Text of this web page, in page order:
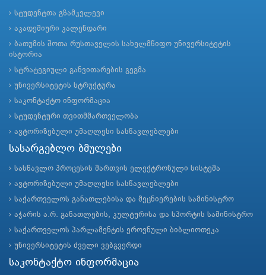
სტუდენტთა გზამკვლევი
აკადემიური კალენდარი
ბათუმის შოთა რუსთაველის სახელმწიფო უნივერსიტეტის
ისტორია
სტრატეგიული განვითარების გეგმა
უნივერსიტეტის სტრუქტურა
საკონტაქტო ინფორმაცია
სტუდენტური თვითმმართველობა
ავტორიზებული უმაღლესი სასწავლებლები
სასარგებლო ბმულები
სასწავლო პროცესის მართვის ელექტრონული სისტემა
ავტორიზებული უმაღლესი სასწავლებლები
საქართველოს განათლებისა და მეცნიერების სამინისტრო
აჭარის ა.რ. განათლების, კულტურისა და სპორტის სამინისტრო
საქართველოს პარლამენტის ეროვნული ბიბლიოთეკა
უნივერსიტეტის ძველი ვებგვერდი
საკონტაქტო ინფორმაცია